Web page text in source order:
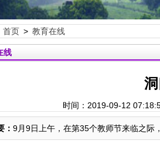
首页> 教育在线
线
时间：2019-09-12
： 9月9日上午，在第35个教师节来临之际